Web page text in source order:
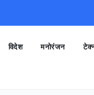
विदेश मनोरंजन